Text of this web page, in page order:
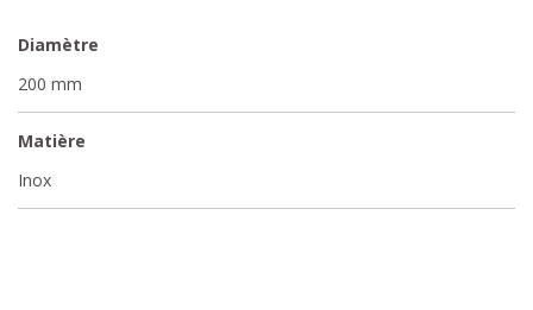
Diamètre
200 mm
Matière
Inox